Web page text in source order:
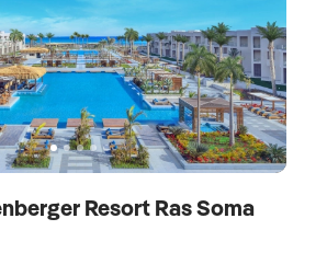
Resort Ras Soma